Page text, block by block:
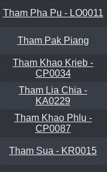
Tham Pha Pu - LO0011
Tham Pak Piang
Tham Khao Krieb -
CP0034
Tham Lia Chia -
KA0229
Tham Khao Phlu -
CP0087
Tham Sua - KR0015